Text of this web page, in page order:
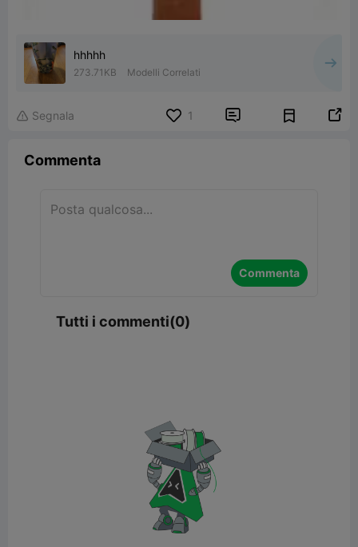
hhhhh
273.71KB Modelli Correlati
 Segnala 1  
Commenta
Commenta
Tutti i commenti(0)